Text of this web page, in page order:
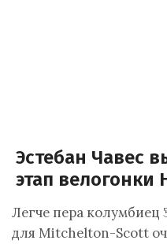
Эстебан Чавес
этап велогонки
Легче пера колумбиец
для Mitchelton-Scott